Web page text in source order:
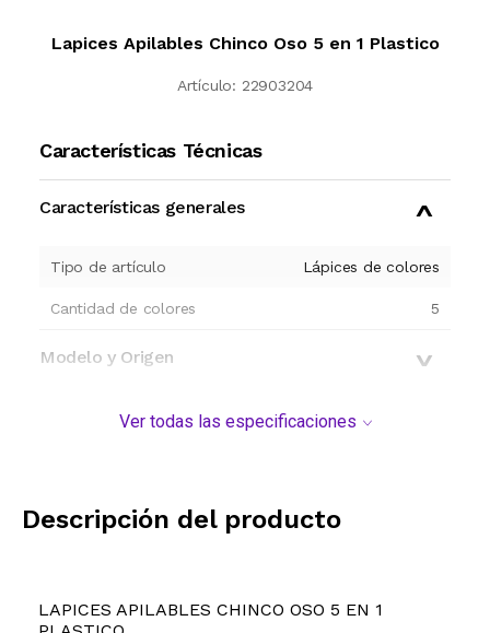
Lapices Apilables Chinco Oso 5 en 1 Plastico
Artículo: 22903204
Características Técnicas
Características generales
Tipo de artículo Lápices de colores
Cantidad de colores 5
Modelo y Origen
Ver todas las especificaciones
Descripción del producto
LAPICES APILABLES CHINCO OSO 5 EN 1